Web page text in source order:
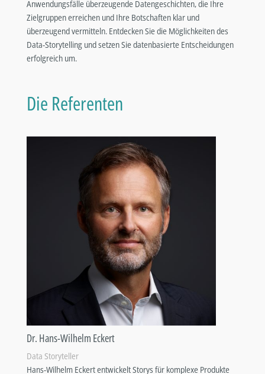
Anwendungsfälle überzeugende Datengeschichten, die Ihre
Zielgruppen erreichen und Ihre Botschaften klar und
überzeugend vermitteln. Entdecken Sie die Möglichkeiten des
Data-Storytelling und setzen Sie datenbasierte Entscheidungen
erfolgreich um.
Die Referenten
Dr. Hans-Wilhelm Eckert
Data Storyteller
Hans-Wilhelm Eckert entwickelt Storys für komplexe Produkte